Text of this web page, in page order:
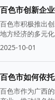
百色市创新企
百色市积极推出
地方经济的多元
长。
2025-10-01
百色市如何依
百色市作为广西